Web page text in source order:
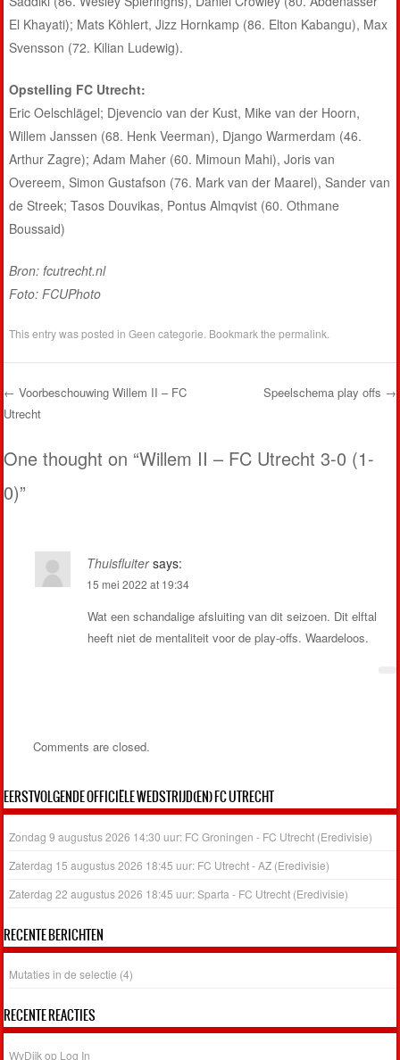
El Khayati); Mats Köhlert, Jizz Hornkamp (86. Elton Kabangu), Max
Svensson (72. Kilian Ludewig).
Opstelling FC Utrecht:
Eric Oelschlägel; Djevencio van der Kust, Mike van der Hoorn,
Willem Janssen (68. Henk Veerman), Django Warmerdam (46.
Arthur Zagre); Adam Maher (60. Mimoun Mahi), Joris van
Overeem, Simon Gustafson (76. Mark van der Maarel), Sander van
de Streek; Tasos Douvikas, Pontus Almqvist (60. Othmane
Boussaid)
Bron: fcutrecht.nl
Foto: FCUPhoto
This entry was posted inGeen categorie . Bookmark thepermalink
Post navigation
← Voorbeschouwing Willem II – FC
Utrecht
Speelschema play offs →
One thought on “Willem II – FC Utrecht 3-0 (1-
0)”
Thuisfluiter says:
15 mei 2022 at 19:34
Wat een schandalige afsluiting van dit seizoen. Dit elftal
heeft niet de mentaliteit voor de play-offs. Waardeloos.
Comments are closed.
EERSTVOLGENDE OFFICIËLE WEDSTRIJD(EN) FC UTRECHT
Zondag 9 augustus 2026 14:30 uur: FC Groningen - FC Utrecht (Eredivisie)
Zaterdag 15 augustus 2026 18:45 uur: FC Utrecht - AZ (Eredivisie)
Zaterdag 22 augustus 2026 18:45 uur: Sparta - FC Utrecht (Eredivisie)
RECENTE BERICHTEN
Mutaties in de selectie (4)
RECENTE REACTIES
WvDijk op Log In